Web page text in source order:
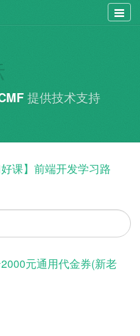
提供技术支持
好课】前端开发学习路
元通用代金券(新老